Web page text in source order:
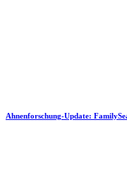
Ahnenforschung-Update: